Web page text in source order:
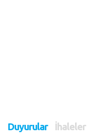
Duyurular İhaleler